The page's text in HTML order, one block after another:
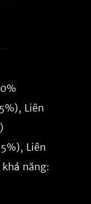
Liên
Liên
năng: